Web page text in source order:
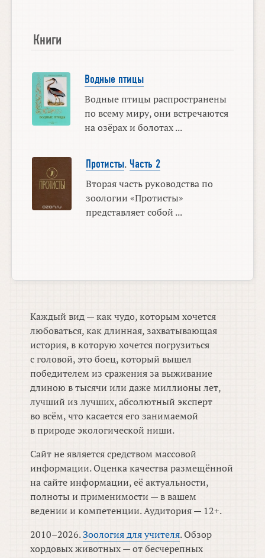
Книги
Водные птицы
Водные птицы распространены
по всему миру, они встречаются
на озёрах и болотах ...
Протисты. Часть 2
Вторая часть руководства по
зоологии «Протисты»
представляет собой ...
Каждый вид — как чудо, которым хочется
любоваться, как длинная, захватывающая
история, в которую хочется погрузиться
с головой, это боец, который вышел
победителем из сражения за выживание
длиною в тысячи или даже миллионы лет,
лучший из лучших, абсолютный эксперт
во всём, что касается его занимаемой
в природе экологической ниши.
Сайт не является средством массовой
информации. Оценка качества размещённой
на сайте информации, её актуальности,
полноты и применимости — в вашем
ведении и компетенции. Аудитория — 12+.
2010–2026.Зоология для учителя. Обзор
хордовых животных — от бесчерепных